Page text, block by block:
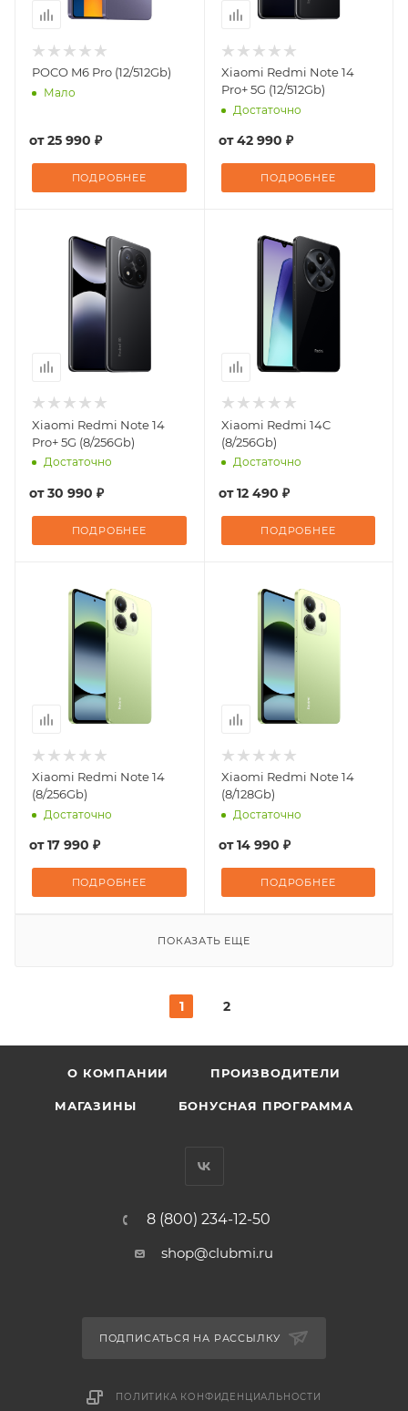
POCO M6 Pro (12/512Gb)
Мало
от25 990 ₽
ПОДРОБНЕЕ
Xiaomi Redmi Note 14
Pro+ 5G (12/512Gb)
Достаточно
от42 990 ₽
ПОДРОБНЕЕ
Xiaomi Redmi Note 14
Pro+ 5G (8/256Gb)
Достаточно
от30 990 ₽
ПОДРОБНЕЕ
Xiaomi Redmi 14C
(8/256Gb)
Достаточно
от12 490 ₽
ПОДРОБНЕЕ
Xiaomi Redmi Note 14
(8/256Gb)
Достаточно
от17 990 ₽
ПОДРОБНЕЕ
Xiaomi Redmi Note 14
(8/128Gb)
Достаточно
от14 990 ₽
ПОДРОБНЕЕ
ПОКАЗАТЬ ЕЩЕ
1 2
О КОМПАНИИ ПРОИЗВОДИТЕЛИ
МАГАЗИНЫ БОНУСНАЯ ПРОГРАММА
8 (800) 234-12-50
shop@clubmi.ru
ПОДПИСАТЬСЯ НА РАССЫЛКУ
ПОЛИТИКА КОНФИДЕНЦИАЛЬНОСТИ